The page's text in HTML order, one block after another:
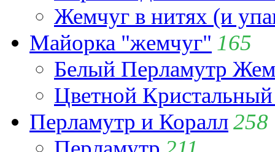
Жемчуг в нитях (и
Майорка "жемчуг" 165
Белый Перламутр
Цветной
Перламутр и Коралл258